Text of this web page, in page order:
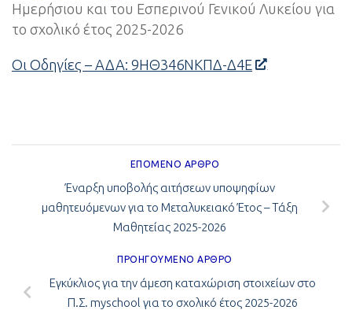
Ημερήσιου και του Εσπερινού Γενικού Λυκείου για
το σχολικό έτος 2025-2026
Οι Οδηγίες – ΑΔΑ: 9ΗΘ346ΝΚΠΔ-Δ4Ε
ΕΠΌΜΕΝΟ ΆΡΘΡΟ
Έναρξη υποβολής αιτήσεων υποψηφίων
μαθητευόμενων για το Μεταλυκειακό Έτος – Τάξη
Μαθητείας 2025-2026
ΠΡΟΗΓΟΎΜΕΝΟ ΆΡΘΡΟ
Εγκύκλιος για την άμεση καταχώριση στοιχείων στο
Π.Σ. myschool για το σχολικό έτος 2025-2026